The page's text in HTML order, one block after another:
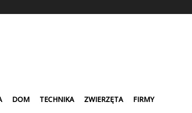
DOM TECHNIKA ZWIERZĘTA FIRMY